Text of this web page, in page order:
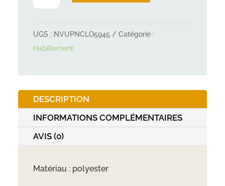
chien
côtelé
UGS : NVUPNCLO5945
Catégorie :
Habillement
DESCRIPTION
INFORMATIONS COMPLÉMENTAIRES
AVIS (0)
Matériau : polyester